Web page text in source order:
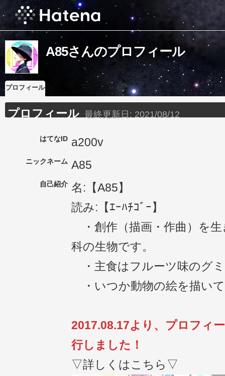
A85さんのプロフィール
プロフィール
プロフィール 最終更新日: 2021/08/12
はてなID a200v
ニックネーム A85
自己紹介 名:【A85】
読み:【ｴｰﾊﾁｺﾞｰ】
・創作（描画・作曲）を
科の生物です。
・主食はフルーツ味のグ
・いつか動物の絵を描い
2017.08.17より、プロフィ
行しました！
▽詳しくはこちら▽